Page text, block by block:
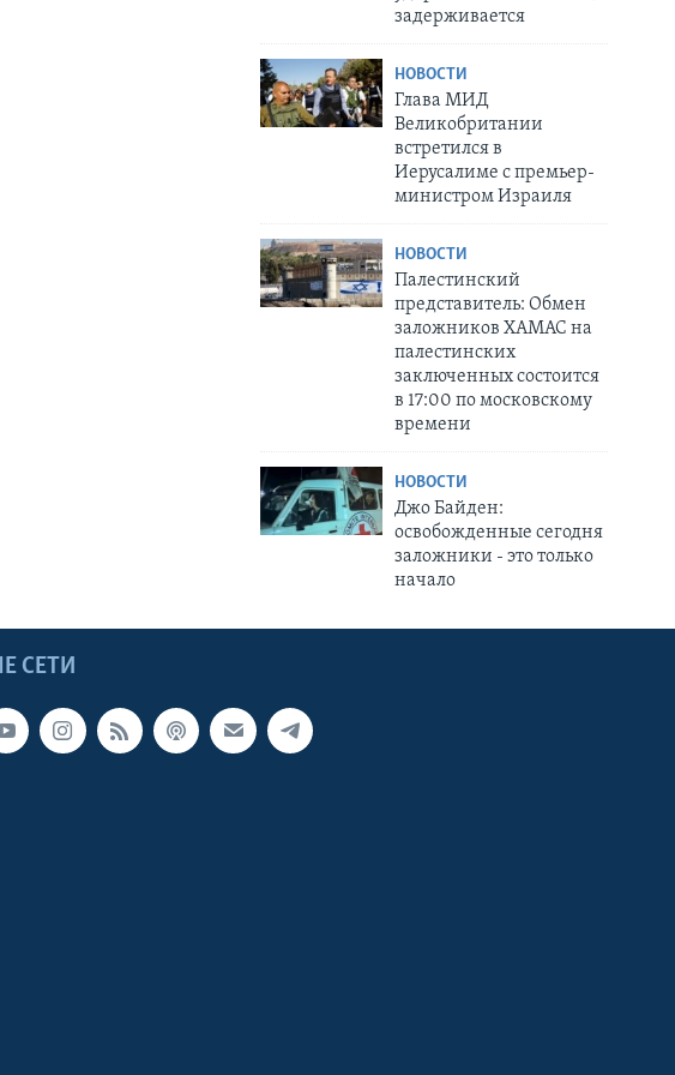
задерживается
НОВОСТИ
Глава МИД
Великобритании
встретился в
Иерусалиме с премьер-
министром Израиля
НОВОСТИ
Палестинский
представитель: Обмен
заложников ХАМАС на
палестинских
заключенных состоится
в 17:00 по московскому
времени
НОВОСТИ
Джо Байден:
освобожденные сегодня
заложники - это только
начало
СЕТИ